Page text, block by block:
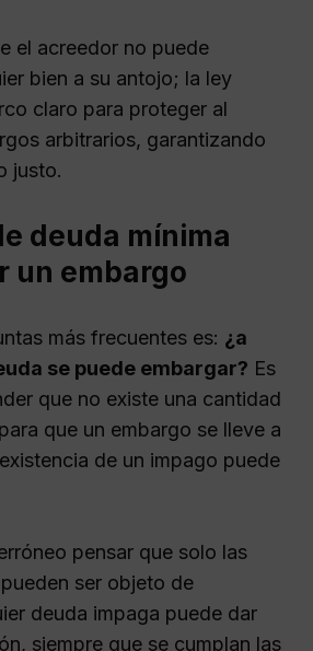
el acreedor no puede
bien a su antojo; la ley
claro para proteger al
arbitrarios, garantizando
justo.
deuda mínima
un embargo
más frecuentes es: ¿a
se puede embargar? Es
que no existe una cantidad
que un embargo se lleve a
de un impago puede
pensar que solo las
ser objeto de
deuda impaga puede dar
siempre que se cumplan las